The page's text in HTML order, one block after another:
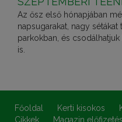
Az ősz első hónapjában
napsugarakat, nagy
parkokban, és
is.
Főoldal Kerti kisokos
Cikkek
Magazin előfizetés